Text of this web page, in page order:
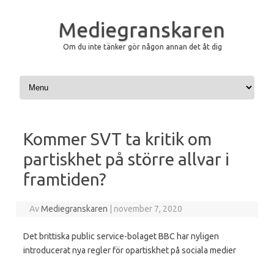
Mediegranskaren
Om du inte tänker gör någon annan det åt dig
Hoppa till innehåll
Kommer SVT ta kritik om
partiskhet på större allvar i
framtiden?
AvMediegranskaren november 7, 2020
Det brittiska public service-bolaget BBC har nyligen
introducerat nya regler för opartiskhet på sociala medier